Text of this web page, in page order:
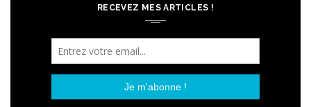
RECEVEZ MES ARTICLES !